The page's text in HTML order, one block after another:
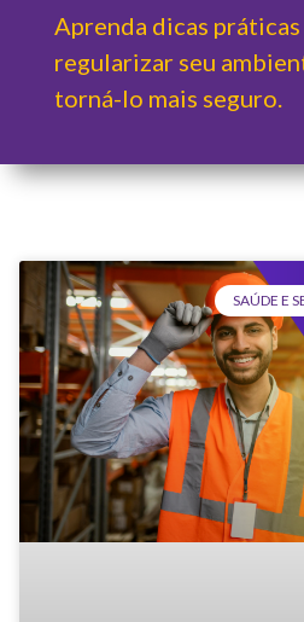
Aprenda dicas
regularizar seu
torná-lo mais seguro.
SAÚDE E